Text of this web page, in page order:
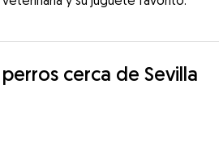
cerca de Sevilla